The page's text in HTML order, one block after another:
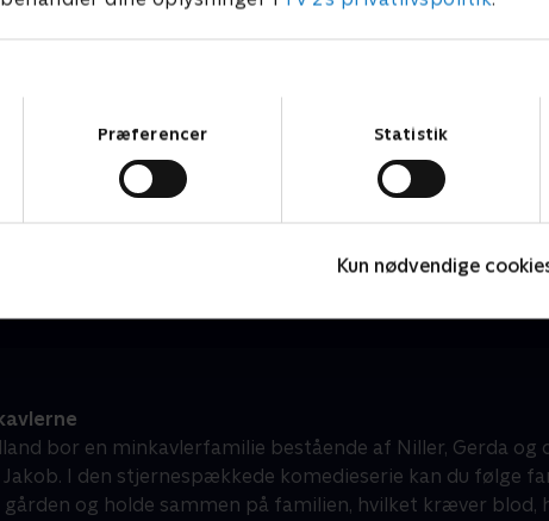
Præferencer Statistik
Kun nødvendige
bor en minkavlerfamilie bestående af Niller, Gerda og
Jakob. I den stjernespækkede komedieserie kan du følge
gården og holde sammen på familien, hvilket kræver